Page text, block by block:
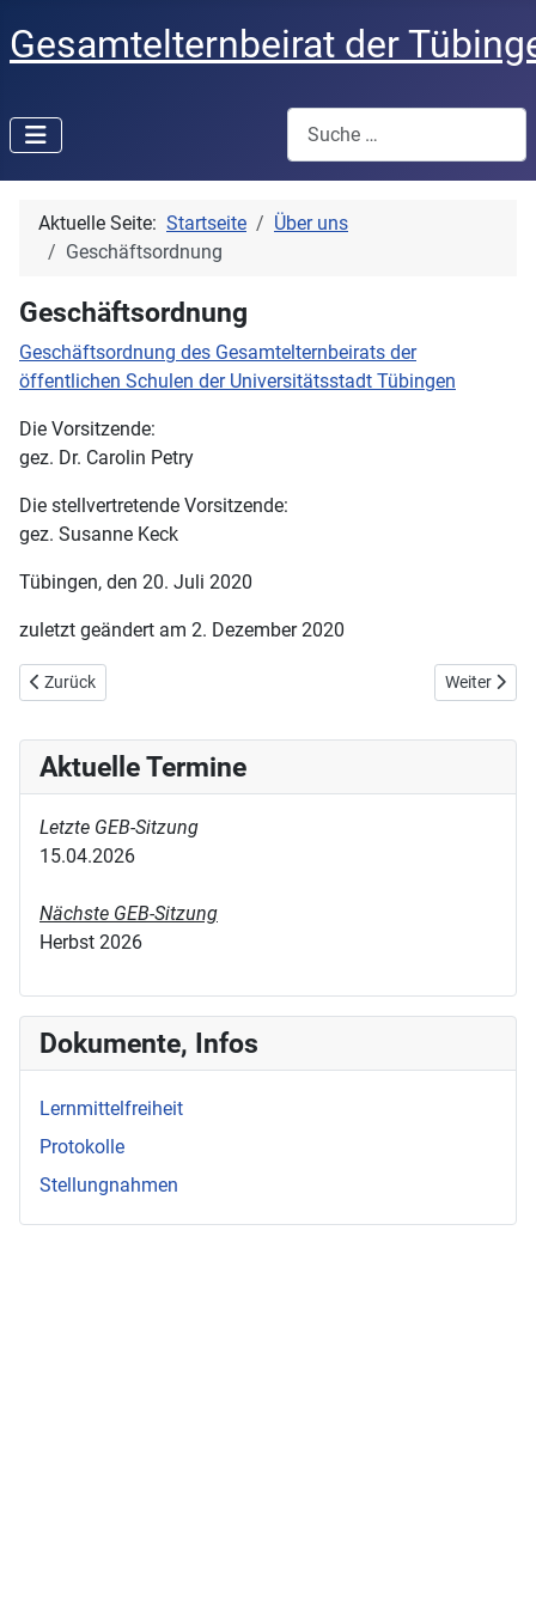
Gesamtelternbeirat der
Suchen
Aktuelle Seite: Startseite
Über uns
Geschäftsordnung
Geschäftsordnung
Geschäftsordnung des Gesamtelternbeirats der
öffentlichen Schulen der Universitätsstadt Tübingen
Die Vorsitzende:
gez. Dr. Carolin Petry
Die stellvertretende Vorsitzende:
gez. Susanne Keck
Tübingen, den 20. Juli 2020
zuletzt geändert am 2. Dezember 2020
Vorheriger Beitrag: Protokolle
Zurück Nächster
Weiter
Aktuelle Termine
Letzte GEB-Sitzung
15.04.2026
Nächste GEB-Sitzung
Herbst 2026
Dokumente, Infos
Lernmittelfreiheit
Protokolle
Stellungnahmen